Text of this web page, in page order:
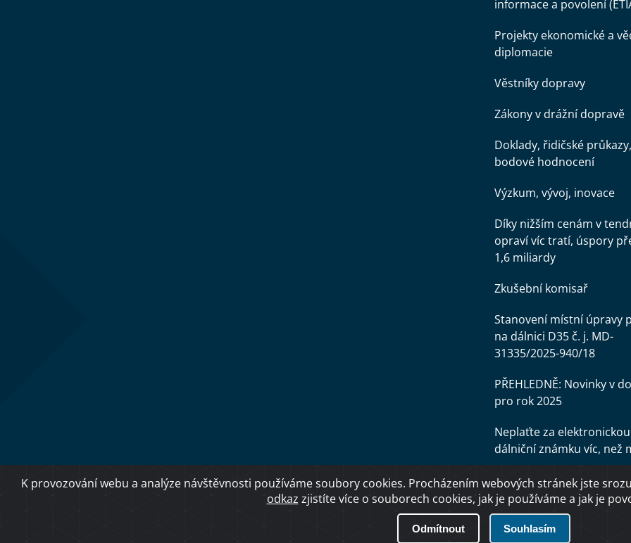
informace a povolení
Projekty ekonomické a
diplomacie
Věstníky dopravy
Zákony v drážní dopravě
Doklady, řidičské průkazy,
bodové hodnocení
Výzkum, vývoj, inovace
Díky nižším cenám v
opraví víc tratí, úspory
1,6 miliardy
Zkušební komisař
Stanovení místní úpravy
na dálnici D35 č. j. MD-
31335/2025-940/18
PŘEHLEDNĚ: Novinky v
pro rok 2025
Neplaťte za elektronickou
dálniční známku víc, než
K provozování webu a analýze návštěvnosti používáme soubory cookies. Procházením webových stránek jste
odkaz zjistíte více o souborech cookies, jak je používáme a jak je
Odmítnout Souhlasím